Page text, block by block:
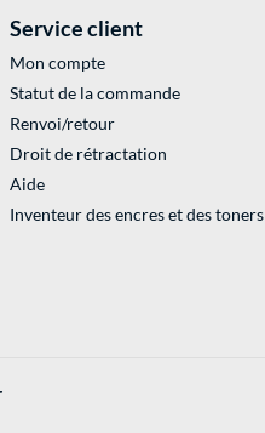
Service client
Mon compte
Statut de la commande
Renvoi/retour
Droit de rétractation
Aide
Inventeur des encres et des toners